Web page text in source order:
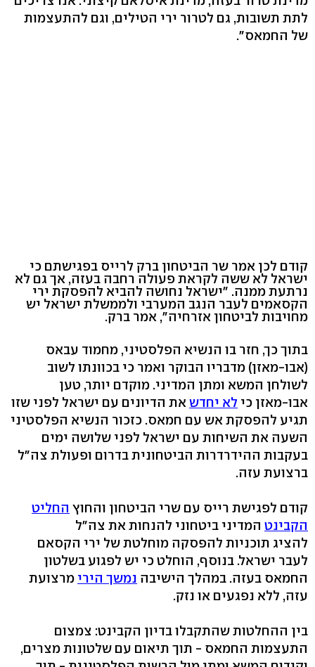
לתת תשובות, גם לטרור ירי הטילים, וגם להתעצמות
של החמאס".
קודם לכן אמר שר הביטחון ברק לרייס בפגישתם כי
ישראל לא ששה לקראת פעולה רחבה בעזה, אך גם לא
נרתעת ממנה. "ישראל נחושה להביא להפסקת ירי
הקסאמים לעבר הנגב המערבי ולממשלת ישראל יש
מחויבות לביטחון אזרחיה", אמר ברק.
בתוך כך, חזר בו הנשיא הפלסטיני, מחמוד עבאס
(אבו-מאזן) מדבריו הבוקר ואמר כי בכוונתו לשוב
לשולחן המשא ומתן המדיני. מוקדם יותר, טען
אבו-מאזן כי לא יחדשאת הדיונים עם ישראל לפני שזו
תגיע להפסקת אש עם חמאס. כזכור הנשיא הפלסטיני
השעה את השיחות עם ישראל לפני שלושה ימים
בעקבות ההידרדרות הביטחונית בדרום ופעולת צה"ל
ברצועת עזה.
קודם לפגישת רייס עם שרי הביטחון והחוץ החליט
הקבינט המדיני ביטחוני להנחות את צה"ל
להציג תוכניות להפסקה מוחלטת של ירי הקסאם
לעבר ישראל. בנוסף, הוחלט כי יש לפגוע בשלטון
החמאס בעזה. במהלך הישיבה נמשך הירי מרצועת
עזה, ללא נפגעים או נזק.
בין ההחלטות שהתקבלו בדיון הקבינט: צמצום
התעצמות החמאס - תוך תיאום עם שלטונות מצרים,